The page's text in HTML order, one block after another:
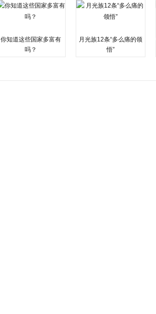
你知道这些国家多富有
吗？
月光族12条“多么痛的领
悟”